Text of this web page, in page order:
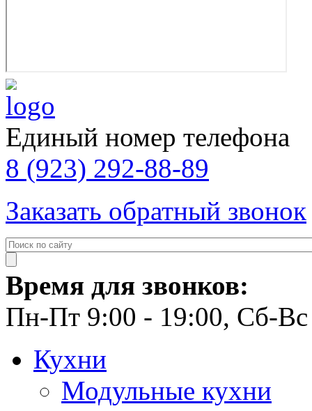
Единый номер телефона
8 (923) 292-88-89
Заказать обратный звонок
Время для звонков:
Пн-Пт 9:00 - 19:00, Сб-Вс
Кухни
Модульные кухни